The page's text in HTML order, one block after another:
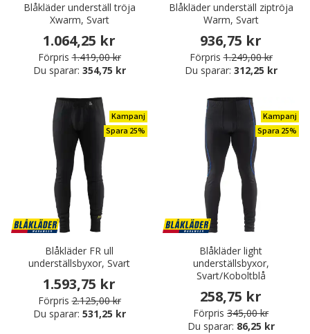
Blåkläder underställ tröja
Xwarm, Svart
1.064,25 kr
Förpris 1.419,00 kr
Du sparar: 354,75 kr
Blåkläder underställ ziptröja
Warm, Svart
936,75 kr
Förpris 1.249,00 kr
Du sparar: 312,25 kr
Kampanj
Spara 25%
Blåkläder FR ull
underställsbyxor, Svart
1.593,75 kr
Förpris 2.125,00 kr
Du sparar: 531,25 kr
Kampanj
Spara 25%
Blåkläder light
underställsbyxor,
Svart/Koboltblå
258,75 kr
Förpris 345,00 kr
Du sparar: 86,25 kr